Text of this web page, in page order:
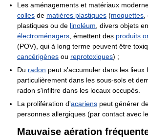
Les aménagements et matériaux
colles de matières plastiques (moquettes,
plastiques ou de linoléum, divers objets en
électroménagers, émettent des produits
(POV), qui à long terme peuvent être
cancérigènes ou reprotoxiques) ;
Du radon peut s'accumuler dans les lieux
particulièrement dans les sous-sols et
radon s'infiltre dans les locaux occupés.
La prolifération d'acariens peut générer
personnes allergiques (par contact avec
Mauvaise aération